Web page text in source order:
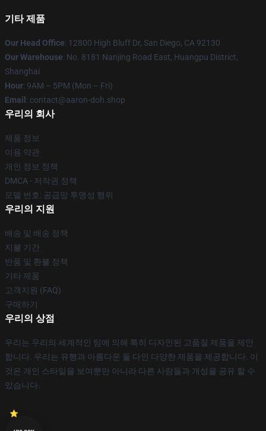
기타 제품
Our Head Office: 12800 High Bluff Dr, San Diego, CA 92130
Our Warehouse: No. 8181 Nanjing Road East, Huangpu District,
Shanghai
Hour: 9AM – 5PM (Mon – Fri)
Email : contact@aaron-doh.shop
우리의 회사
제품 정보
이용 약관
개인 정보 정책
DMCA - 저작권 정책
모델 번호: 공급망 투명성 행위
우리의 지원
배송 및 배송 정책
지불 기간
반품 및 환불 정책
기타 제품
고객지원 (FAQ)
구매하기
우리의 상점
우리는 우리의 세계적인 팀에 의해 특히 디자인된 고품질 제품을 제안
합니다. 우리는 유행과 아름다운 둘 다인 다양한 제품을 제공합니다. 이
것은 개인 스타일을 보여뿐만 아니라 다른 사람들과 개성을 공유 할 수
있습니다.